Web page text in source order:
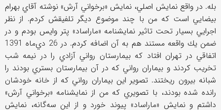
بله. در واقع نمايش اصلي، نمايش «برخواني آرش» نوشته آقاي بهرام
بيضايي است كه من با چند موضوع ديگر تلفيقش كردم. از نظر
اجرايي بسيار تحت‌ تاثير نمايشنامه «ماراساد» پتر وايس بودم و در
ضمن يك واقعه مستند هم به آن اضافه كردم. در 26 دي‌ماه 1391
اتفاقي در تهران افتاد كه بيمارستان رواني آزادي را در نيمه شب
تخريب كردند و بيماران رواني كه در آن بيمارستان بستري بودند را
شبانه بيرون ريختند. تصوير اين بيماران رواني كه از خانه خودشان
رانده شده بودند، با تصويري كه من از نمايشنامه «برخواني آرش»
داشتم و نمايش «ماراساد» پيوند خورد و از اين سه‌گانه، نمايش